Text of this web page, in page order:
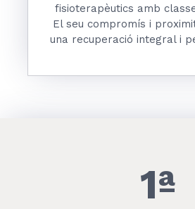
fisioterapèutics amb
El seu compromís i
una recuperació integral i
1ª